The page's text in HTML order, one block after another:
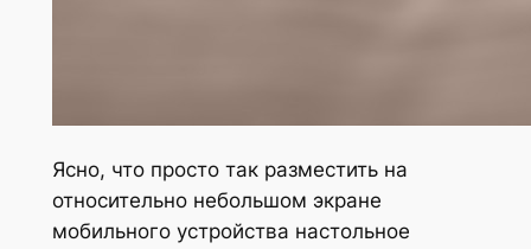
Ясно, что просто так разместить на
относительно небольшом экране
мобильного устройства настольное